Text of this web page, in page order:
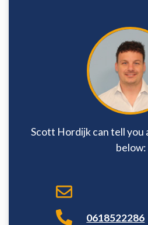
Scott Hordijk can tell you
below:
0618522286